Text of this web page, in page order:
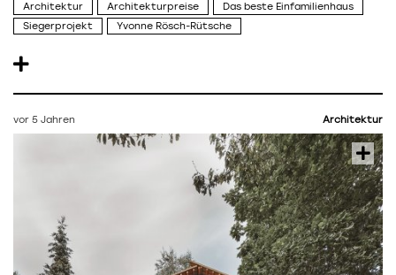
Architektur Architekturpreise
Das beste Einfamilienhaus
Siegerprojekt
Yvonne Rösch-Rütsche
vor 5 Jahren Architektur